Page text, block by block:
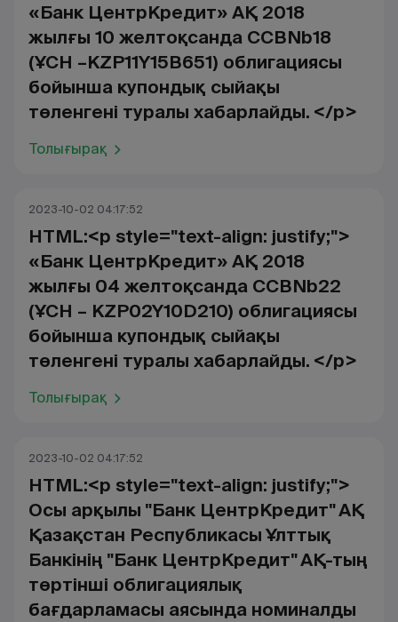
«Банк ЦентрКредит» АҚ 2018
жылғы 10 желтоқсанда CCBNb18
(ҰСН –KZP11Y15B651) облигациясы
бойынша купондық сыйақы
төленгені туралы хабарлайды. </p>
Толығырақ
2023-10-02 04:17:52
HTML:<p style="text-align: justify;">
«Банк ЦентрКредит» АҚ 2018
жылғы 04 желтоқсанда CCBNb22
(ҰСН – KZP02Y10D210) облигациясы
бойынша купондық сыйақы
төленгені туралы хабарлайды. </p>
Толығырақ
2023-10-02 04:17:52
HTML:<p style="text-align: justify;">
Осы арқылы "Банк ЦентрКредит" АҚ
Қазақстан Республикасы Ұлттық
Банкінің "Банк ЦентрКредит" АҚ-тың
төртінші облигациялық
бағдарламасы аясында номиналды